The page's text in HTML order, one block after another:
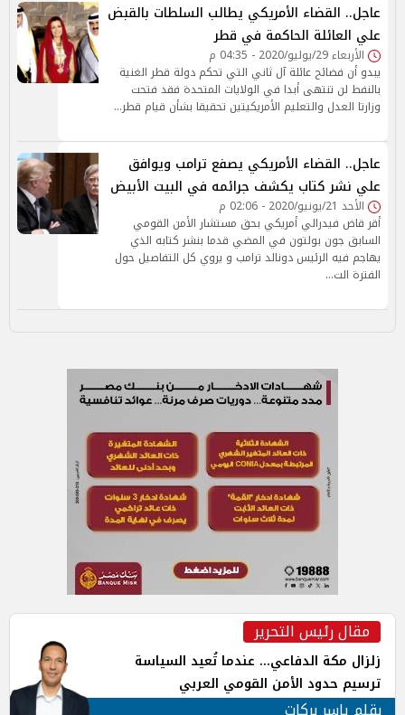
عاجل.. القضاء الأمريكي يطالب السلطات بالقبض
علي العائلة الحاكمة في قطر
الأربعاء 29/يوليو/2020 - 04:35 م
يبدو أن فضائح عائلة آل ثاني التي تحكم دولة قطر الغنية
بالنفط لن تنتهى أبدا في الولايات المتحدة فقد فتحت
وزارتا العدل والتعليم الأمريكيتين تحقيقا بشأن قيام قطر…
عاجل.. القضاء الأمريكي يصفع ترامب ويوافق
علي نشر كتاب يكشف جرائمه في البيت الأبيض
الأحد 21/يونيو/2020 - 02:06 م
أقر قاض فيدرالي أمريكي بحق مستشار الأمن القومي
السابق جون بولتون في المضي قدما بنشر كتابه الذي
يهاجم فيه الرئيس دونالد ترامب و يروي كل التفاصيل حول
الفترة الت…
مقال رئيس التحرير
زلزال مكة الدفاعي... عندما تُعيد السياسة
ترسيم حدود الأمن القومي العربي